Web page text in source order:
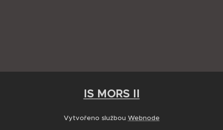
IS MORS II
Vytvořeno službou Webnode